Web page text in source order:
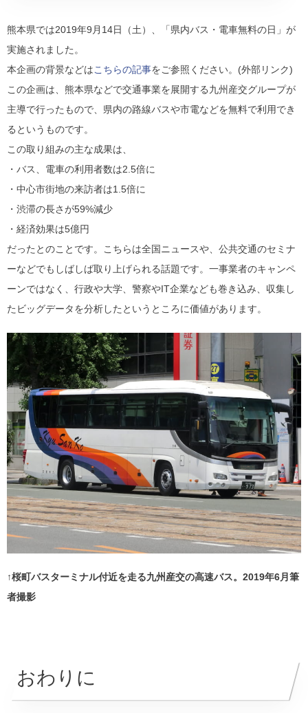
熊本県では2019年9月14日（土）、「県内バス・電車無料の日」が
実施されました。
本企画の背景などはこちらの記事をご参照ください。(外部リンク)
この企画は、熊本県などで交通事業を展開する九州産交グループが
主導で行ったもので、県内の路線バスや市電などを無料で利用でき
るというものです。
この取り組みの主な成果は、
・バス、電車の利用者数は2.5倍に
・中心市街地の来訪者は1.5倍に
・渋滞の長さが59%減少
・経済効果は5億円
だったとのことです。こちらは全国ニュースや、公共交通のセミナ
ーなどでもしばしば取り上げられる話題です。一事業者のキャンペ
ーンではなく、行政や大学、警察やIT企業なども巻き込み、収集し
たビッグデータを分析したというところに価値があります。
↑桜町バスターミナル付近を走る九州産交の高速バス。2019年6月筆
者撮影
おわりに